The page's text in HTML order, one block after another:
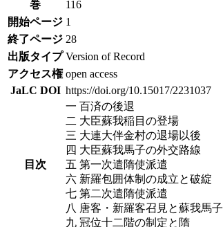
巻
116
開始ページ 1
終了ページ 28
出版タイプ Version of Record
アクセス権 open access
JaLC DOI https://doi.org/10.15017/2231037
目次
一 百済の後退
二 大臣蘇我稲目の登場
三 大連大伴金村の退場以後
四 大臣蘇我馬子の外交路線
五 第一次遣隋使派遣
六 新羅包囲体制の成立と破綻
七 第二次遣隋使派遣
八 唐客・新羅客召見と蘇我馬子
九 冠位十二階の制定と隋